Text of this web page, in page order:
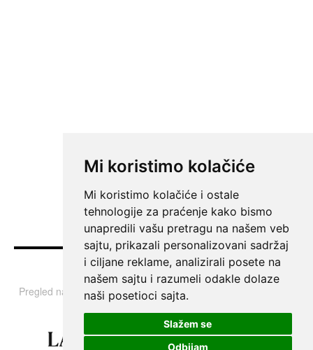
Mi koristimo kolačiće
Mi koristimo kolačiće i ostale
tehnologije za praćenje kako bismo
unapredili vašu pretragu na našem veb
sajtu, prikazali personalizovani sadržaj
i ciljane reklame, analizirali posete na
našem sajtu i razumeli odakle dolaze
naši posetioci sajta.
Slažem se
Odbijam
Vesti
Pregled najvažnijih informacija i tema iz Srbije, regiona i sveta.